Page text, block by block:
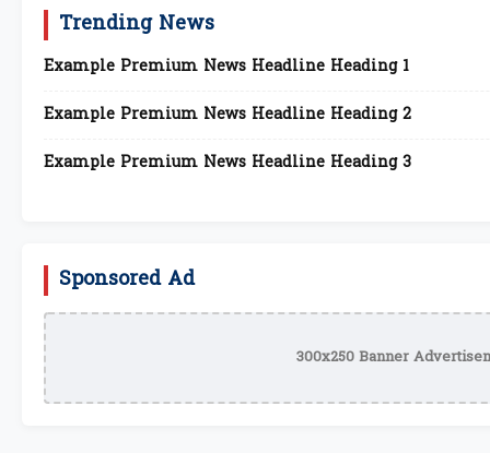
Trending News
Example Premium News Headline Heading 1
Example Premium News Headline Heading 2
Example Premium News Headline Heading 3
Sponsored Ad
300x250 Banner